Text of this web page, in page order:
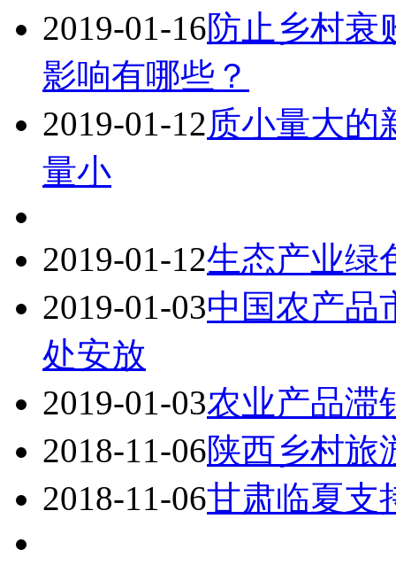
2019-01-16防止乡村衰
影响有哪些？
2019-01-12质小量大的
量小
2019-01-12生态产业绿
2019-01-03中国农产品
处安放
2019-01-03农业产品滞
2018-11-06陕西乡村旅
2018-11-06甘肃临夏支